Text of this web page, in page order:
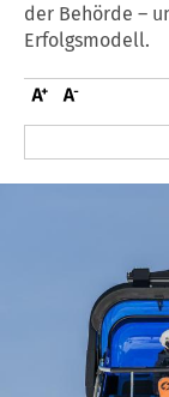
der Behörde –
Erfolgsmodell.